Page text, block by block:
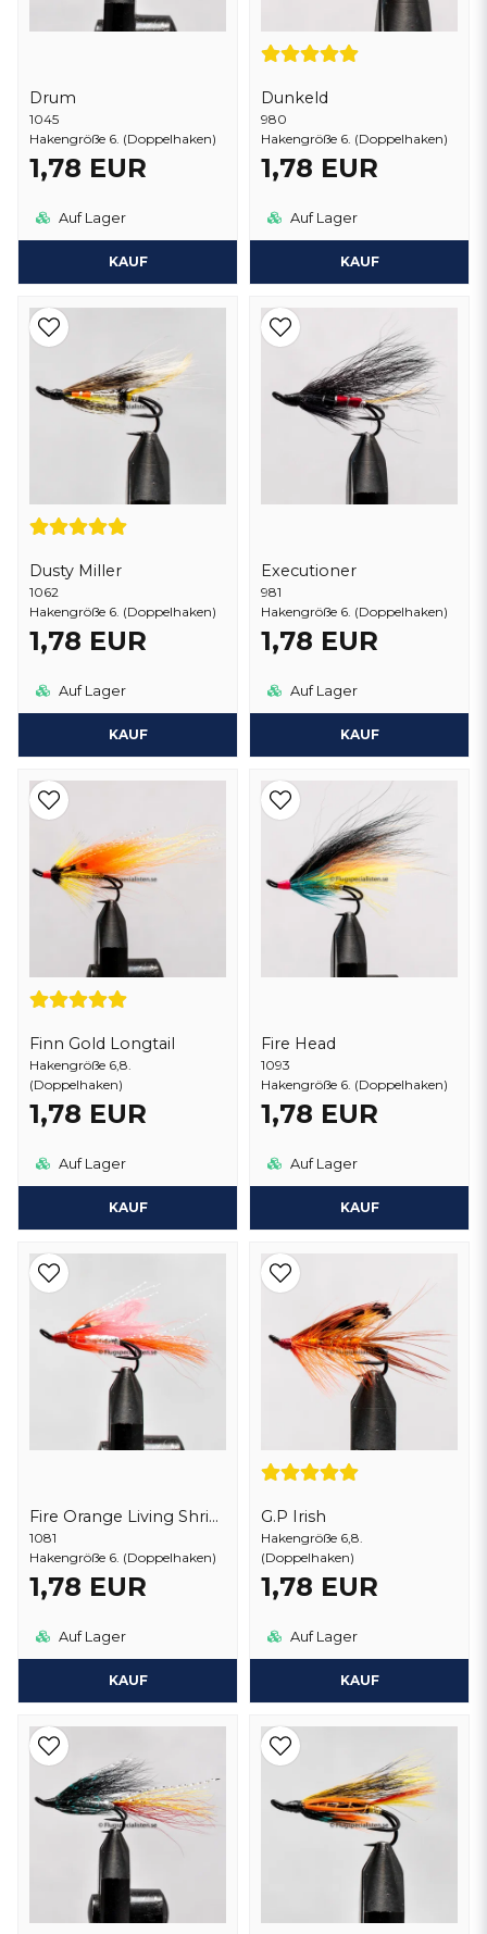
Drum
1045
Hakengröße 6. (Doppelhaken)
1,78 EUR
Auf Lager
KAUF
Dunkeld
980
Hakengröße 6. (Doppelhaken)
1,78 EUR
Auf Lager
KAUF
Dusty Miller
1062
Hakengröße 6. (Doppelhaken)
1,78 EUR
Auf Lager
KAUF
Executioner
981
Hakengröße 6. (Doppelhaken)
1,78 EUR
Auf Lager
KAUF
Finn Gold Longtail
Hakengröße 6,8.
(Doppelhaken)
1,78 EUR
Auf Lager
KAUF
Fire Head
1093
Hakengröße 6. (Doppelhaken)
1,78 EUR
Auf Lager
KAUF
Fire Orange Living Shrimp
1081
Hakengröße 6. (Doppelhaken)
1,78 EUR
Auf Lager
KAUF
G.P Irish
Hakengröße 6,8.
(Doppelhaken)
1,78 EUR
Auf Lager
KAUF